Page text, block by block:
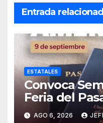
Entrada
ESTATALES
Convoca
Feria del
AGO 6, 2026